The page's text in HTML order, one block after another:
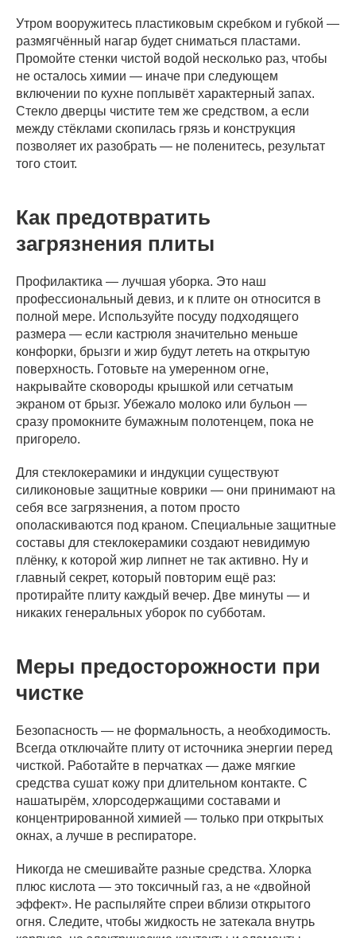
Утром вооружитесь пластиковым скребком и губкой —
размягчённый нагар будет сниматься пластами.
Промойте стенки чистой водой несколько раз, чтобы
не осталось химии — иначе при следующем
включении по кухне поплывёт характерный запах.
Стекло дверцы чистите тем же средством, а если
между стёклами скопилась грязь и конструкция
позволяет их разобрать — не поленитесь, результат
того стоит.
Как предотвратить
загрязнения плиты
Профилактика — лучшая уборка. Это наш
профессиональный девиз, и к плите он относится в
полной мере. Используйте посуду подходящего
размера — если кастрюля значительно меньше
конфорки, брызги и жир будут лететь на открытую
поверхность. Готовьте на умеренном огне,
накрывайте сковороды крышкой или сетчатым
экраном от брызг. Убежало молоко или бульон —
сразу промокните бумажным полотенцем, пока не
пригорело.
Для стеклокерамики и индукции существуют
силиконовые защитные коврики — они принимают на
себя все загрязнения, а потом просто
ополаскиваются под краном. Специальные защитные
составы для стеклокерамики создают невидимую
плёнку, к которой жир липнет не так активно. Ну и
главный секрет, который повторим ещё раз:
протирайте плиту каждый вечер. Две минуты — и
никаких генеральных уборок по субботам.
Меры предосторожности при
чистке
Безопасность — не формальность, а необходимость.
Всегда отключайте плиту от источника энергии перед
чисткой. Работайте в перчатках — даже мягкие
средства сушат кожу при длительном контакте. С
нашатырём, хлорсодержащими составами и
концентрированной химией — только при открытых
окнах, а лучше в респираторе.
Никогда не смешивайте разные средства. Хлорка
плюс кислота — это токсичный газ, а не «двойной
эффект». Не распыляйте спреи вблизи открытого
огня. Следите, чтобы жидкость не затекала внутрь
Цены на услуги
Генеральная
уборка
После
ремонта
Поддерживающая
уборка